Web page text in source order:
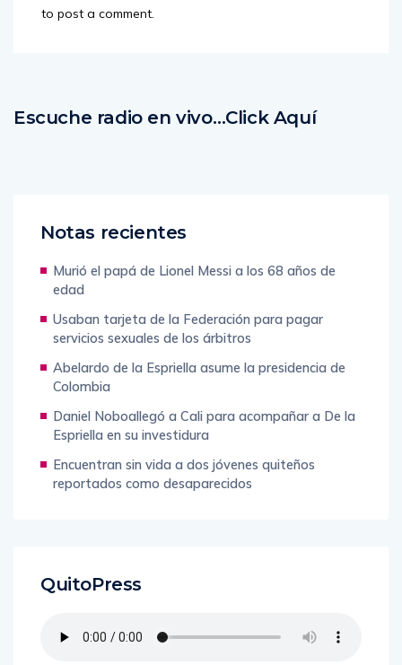
to post a comment.
Escuche radio en vivo…Click Aquí
Notas recientes
Murió el papá de Lionel Messi a los 68 años de
edad
Usaban tarjeta de la Federación para pagar
servicios sexuales de los árbitros
Abelardo de la Espriella asume la presidencia de
Colombia
Daniel Noboallegó a Cali para acompañar a De la
Espriella en su investidura
Encuentran sin vida a dos jóvenes quiteños
reportados como desaparecidos
QuitoPress